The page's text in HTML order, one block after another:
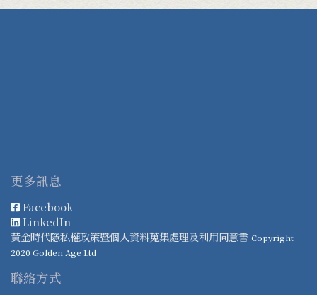
更多訊息
Facebook
LinkedIn
黃金時代隱私權政策暨個人資料蒐集處理及利用同意書 Copyright
2020 Golden Age Ltd
聯絡方式